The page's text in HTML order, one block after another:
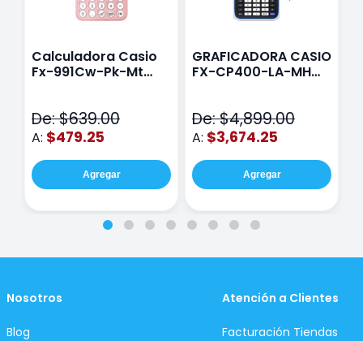
Calculadora Casio
Fx-991Cw-Pk-Mt
De: $639.00
A: $479.25
Agregar
GRAFICADORA CASIO
FX-CP400-LA-MH
De: $4,899.00
A: $3,674.25
Agregar
Nosotros
Blog
Atención a Clientes
Facturación Tiendas